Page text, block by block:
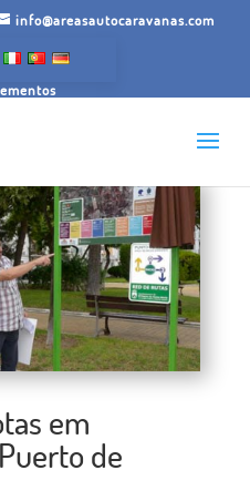
info@areasautocaravanas.com
em
de